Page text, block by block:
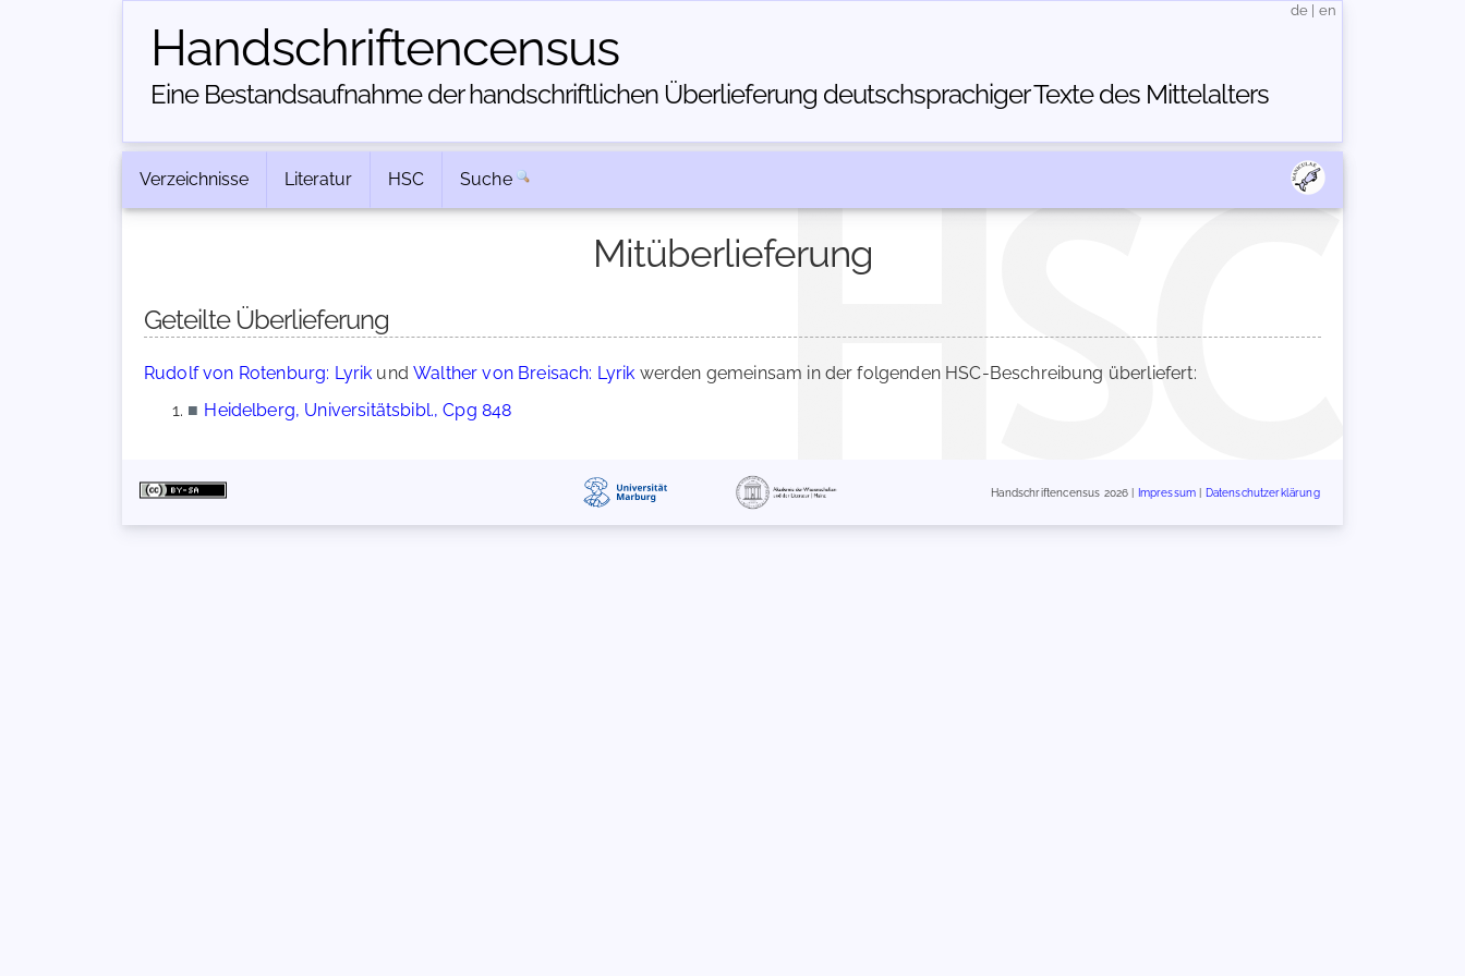
Handschriften­census
Eine Bestandsaufnahme der handschriftlichen Über­lieferung deutschsprachiger Texte des Mittelalters
de en
Verzeichnisse Literatur HSC Suche
Mitüberlieferung
Geteilte Überlieferung
Rudolf von Rotenburg: Lyrik undWalther von Breisach: Lyrik werden gemeinsam in der folgenden HSC-Beschreibung überliefert:
■ Heidelberg, Universitätsbibl., Cpg 848
Handschriftencensus 2026 | Impressum Datenschutzerklärung